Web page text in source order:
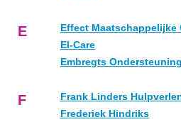
E
Effect Maatschappelijke
El-Care
Embregts Ondersteuning
F
Frank Linders
Frederiek Hindriks